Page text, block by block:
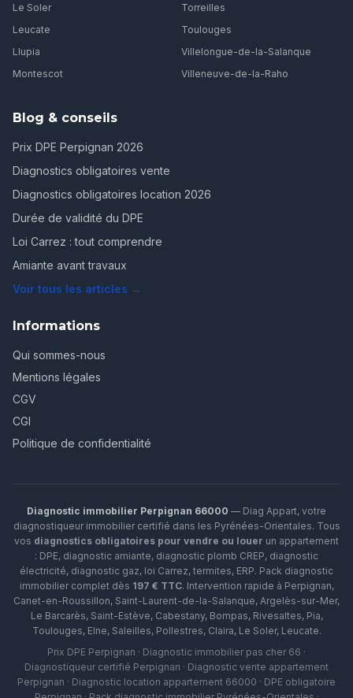
Le Soler
Leucate
Llupia
Montescot
Torreilles
Toulouges
Villelongue-de-la-Salanque
Villeneuve-de-la-Raho
Blog & conseils
Prix DPE Perpignan 2026
Diagnostics obligatoires vente
Diagnostics obligatoires location 2026
Durée de validité du DPE
Loi Carrez : tout comprendre
Amiante avant travaux
Voir tous les articles →
Informations
Qui sommes-nous
Mentions légales
CGV
CGI
Politique de confidentialité
Diagnostic immobilier Perpignan 66000 — Diag Appart, votre
diagnostiqueur immobilier certifié dans les Pyrénées-Orientales. Tous
vos diagnostics obligatoires pour vendre ou louer un appartement
: DPE, diagnostic amiante, diagnostic plomb CREP, diagnostic
électricité, diagnostic gaz, loi Carrez, termites, ERP. Pack diagnostic
immobilier complet dès 197 € TTC. Intervention rapide à Perpignan,
Canet-en-Roussillon, Saint-Laurent-de-la-Salanque, Argelès-sur-Mer,
Le Barcarès, Saint-Estève, Cabestany, Bompas, Rivesaltes, Pia,
Toulouges, Elne, Saleilles, Pollestres, Claira, Le Soler, Leucate.
Prix DPE Perpignan · Diagnostic immobilier pas cher 66 ·
Diagnostiqueur certifié Perpignan · Diagnostic vente appartement
Perpignan · Diagnostic location appartement 66000 · DPE obligatoire